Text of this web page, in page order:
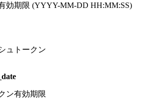
効期限 (YYYY-MM-DD HH:MM:SS)
ュトークン
ン有効期限